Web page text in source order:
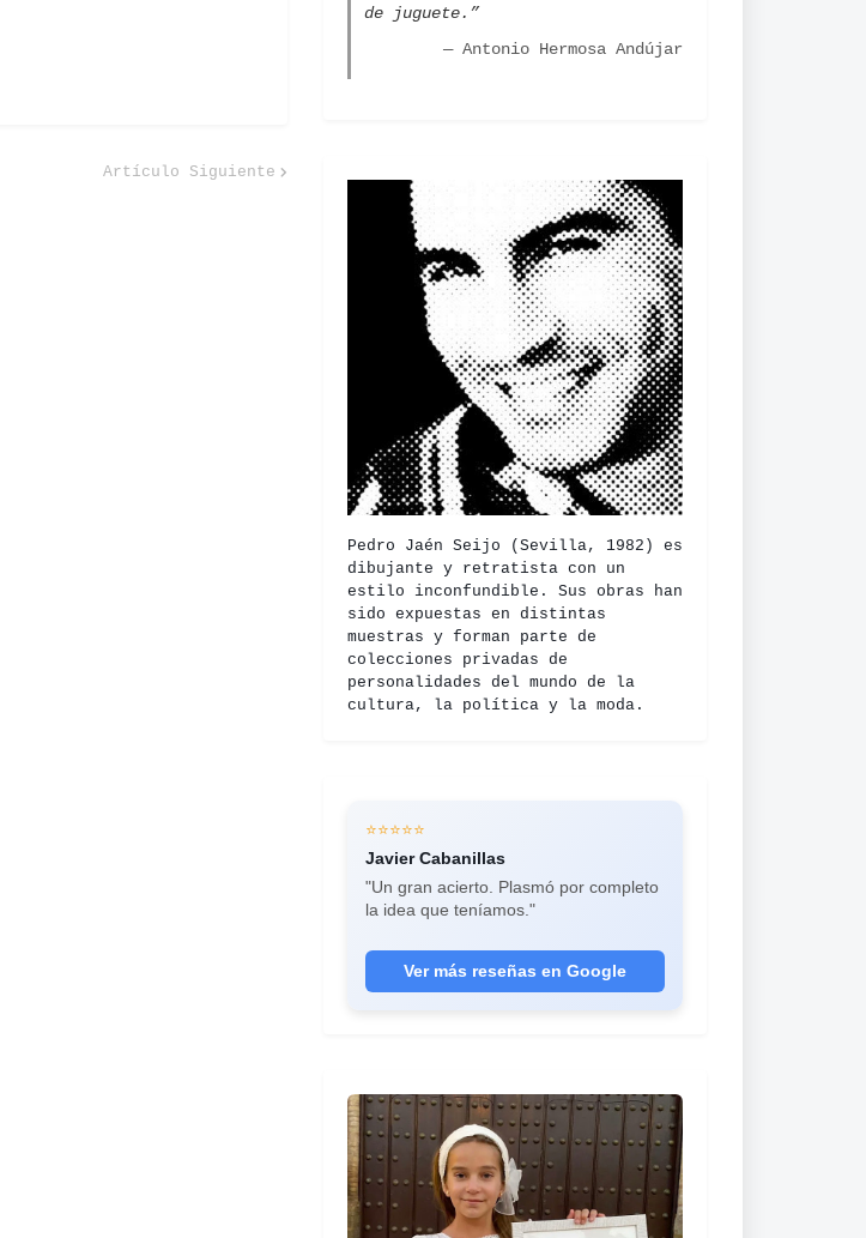
Artículo Siguiente
de juguete.”
— Antonio Hermosa Andújar
Pedro Jaén Seijo (Sevilla, 1982) es
dibujante y retratista con un
estilo inconfundible. Sus obras han
sido expuestas en distintas
muestras y forman parte de
colecciones privadas de
personalidades del mundo de la
cultura, la política y la moda.
⭐⭐⭐⭐⭐
Javier Cabanillas
"Un gran acierto. Plasmó por completo
la idea que teníamos."
⭐⭐⭐⭐⭐
Laura Guilló
"Impresionantes retratos a carboncillo.
Ya he encargado más de seis en un
mejores regalos que he hecho nunca."